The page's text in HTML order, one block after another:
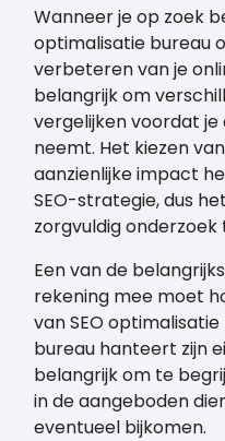
Wanneer je op zoek
optimalisatie bureau
verbeteren van je
belangrijk om
vergelijken voordat je
neemt. Het kiezen
aanzienlijke impact
SEO-strategie, dus
zorgvuldig onderzoek
Een van de
rekening mee moet
van SEO
bureau hanteert zijn
belangrijk om te
in de aangeboden
eventueel bijkomen.